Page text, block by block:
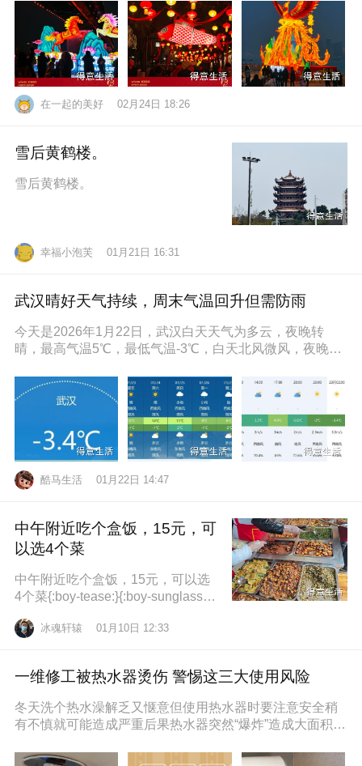
在一起的美好 02月24日 18:26
雪后黄鹤楼。
雪后黄鹤楼。
幸福小泡芙 01月21日 16:31
武汉晴好天气持续，周末气温回升但需防雨
今天是2026年1月22日，武汉白天天气为多云，夜晚转
晴，最高气温5℃，最低气温-3℃，白天北风微风，夜晚东
酷马生活 01月22日 14:47
中午附近吃个盒饭，15元，可
以选4个菜
中午附近吃个盒饭，15元，可以选
4个菜{:boy-tease:}{:boy-sunglasse
冰魂轩辕 01月10日 12:33
一维修工被热水器烫伤 警惕这三大使用风险
冬天洗个热水澡解乏又惬意但使用热水器时要注意安全稍
有不慎就可能造成严重后果热水器突然“爆炸”造成大面积烫